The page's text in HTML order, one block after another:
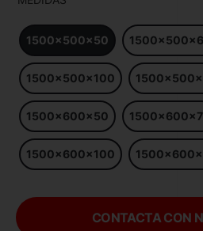
1500x500x50
1500x500x100
1500x600x50
1500x600x100
CONTACTA CON